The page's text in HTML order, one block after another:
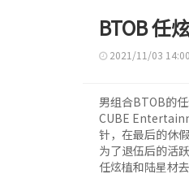
BTOB 任
2021/11/03 14:00
男组合BTOB的
CUBE
针，在最后的休
为了退伍后的活
任炫植和陆星材